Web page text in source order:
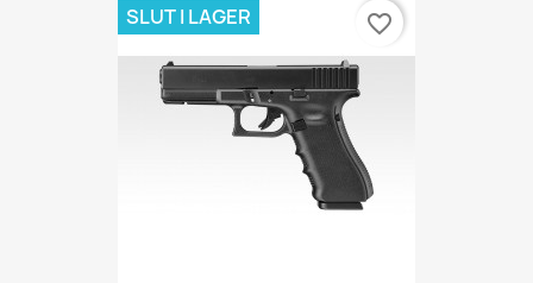
SLUT I LAGER favorite_border